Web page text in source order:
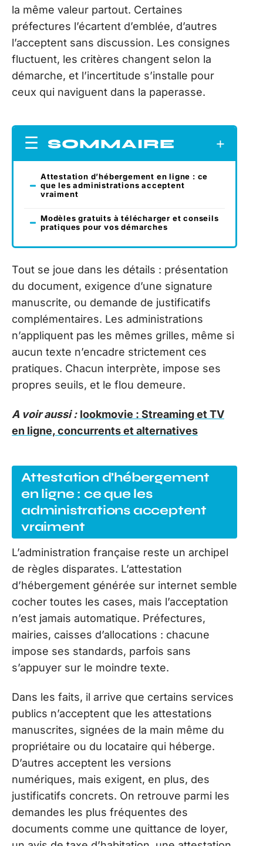
la même valeur partout. Certaines
préfectures l’écartent d’emblée, d’autres
l’acceptent sans discussion. Les consignes
fluctuent, les critères changent selon la
démarche, et l’incertitude s’installe pour
ceux qui naviguent dans la paperasse.
SOMMAIRE
Attestation d’hébergement en ligne : ce
que les administrations acceptent
vraiment
Modèles gratuits à télécharger et conseils
pratiques pour vos démarches
Tout se joue dans les détails : présentation
du document, exigence d’une signature
manuscrite, ou demande de justificatifs
complémentaires. Les administrations
n’appliquent pas les mêmes grilles, même si
aucun texte n’encadre strictement ces
pratiques. Chacun interprète, impose ses
propres seuils, et le flou demeure.
A voir aussi : lookmovie : Streaming et TV
en ligne, concurrents et alternatives
Attestation d’hébergement
en ligne : ce que les
administrations acceptent
vraiment
L’administration française reste un archipel
de règles disparates. L’attestation
d’hébergement générée sur internet semble
cocher toutes les cases, mais l’acceptation
n’est jamais automatique. Préfectures,
mairies, caisses d’allocations : chacune
impose ses standards, parfois sans
s’appuyer sur le moindre texte.
Dans les faits, il arrive que certains services
publics n’acceptent que les attestations
manuscrites, signées de la main même du
propriétaire ou du locataire qui héberge.
D’autres acceptent les versions
numériques, mais exigent, en plus, des
justificatifs concrets. On retrouve parmi les
demandes les plus fréquentes des
documents comme une quittance de loyer,